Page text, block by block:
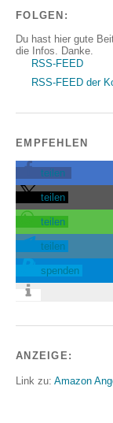
FOLGEN:
Du hast hier gute
die Infos. Danke.
RSS-FEED
RSS-FEED der
EMPFEHLEN
teilen
teilen
teilen
teilen
spenden
ANZEIGE:
Link zu: Amazon